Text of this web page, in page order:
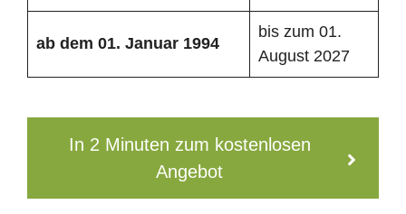
ab dem 01. Januar 1994
bis zum 01.
August 2027
In 2 Minuten zum kostenlosen
Angebot